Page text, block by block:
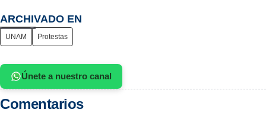
ARCHIVADO EN
UNAM Protestas
Únete a nuestro canal
Comentarios